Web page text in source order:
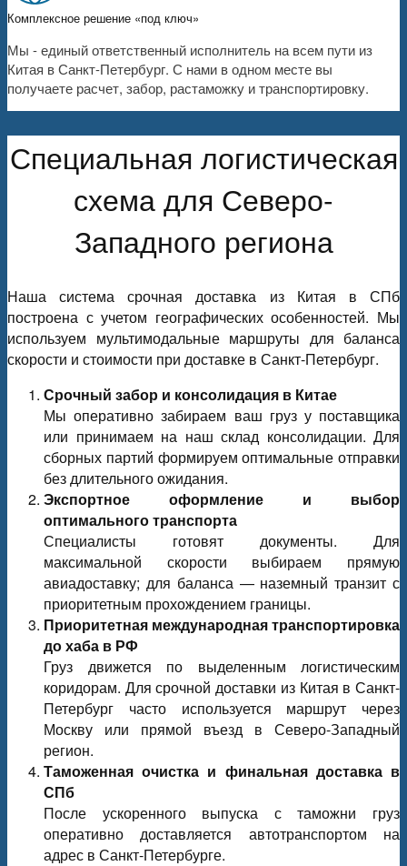
Комплексное решение «под ключ»
Мы - единый ответственный исполнитель на всем пути из
Китая в Санкт-Петербург. С нами в одном месте вы
получаете расчет, забор, растаможку и транспортировку.
Специальная логистическая
схема для Северо-
Западного региона
Наша система срочная доставка из Китая в СПб
построена с учетом географических особенностей. Мы
используем мультимодальные маршруты для баланса
скорости и стоимости при доставке в Санкт-Петербург.
Срочный забор и консолидация в Китае
Мы оперативно забираем ваш груз у поставщика
или принимаем на наш склад консолидации. Для
сборных партий формируем оптимальные отправки
без длительного ожидания.
Экспортное оформление и выбор
оптимального транспорта
Специалисты готовят документы. Для
максимальной скорости выбираем прямую
авиадоставку; для баланса — наземный транзит с
приоритетным прохождением границы.
Приоритетная международная транспортировка
до хаба в РФ
Груз движется по выделенным логистическим
коридорам. Для срочной доставки из Китая в Санкт-
Петербург часто используется маршрут через
Москву или прямой въезд в Северо-Западный
регион.
Таможенная очистка и финальная доставка в
СПб
После ускоренного выпуска с таможни груз
оперативно доставляется автотранспортом на
адрес в Санкт-Петербурге.